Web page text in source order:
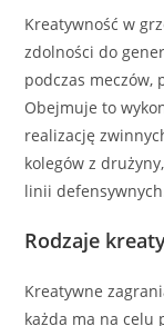
Kreatywność w
zdolności do
podczas meczów,
Obejmuje to
realizację
kolegów z
linii
Rodzaje
Kreatywne
każda ma na celu